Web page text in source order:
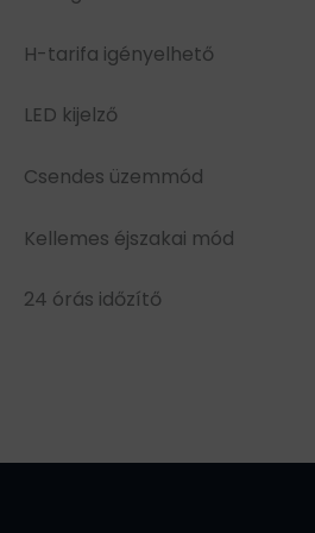
H-tarifa igényelhető
LED kijelző
Csendes üzemmód
Kellemes éjszakai mód
24 órás időzítő